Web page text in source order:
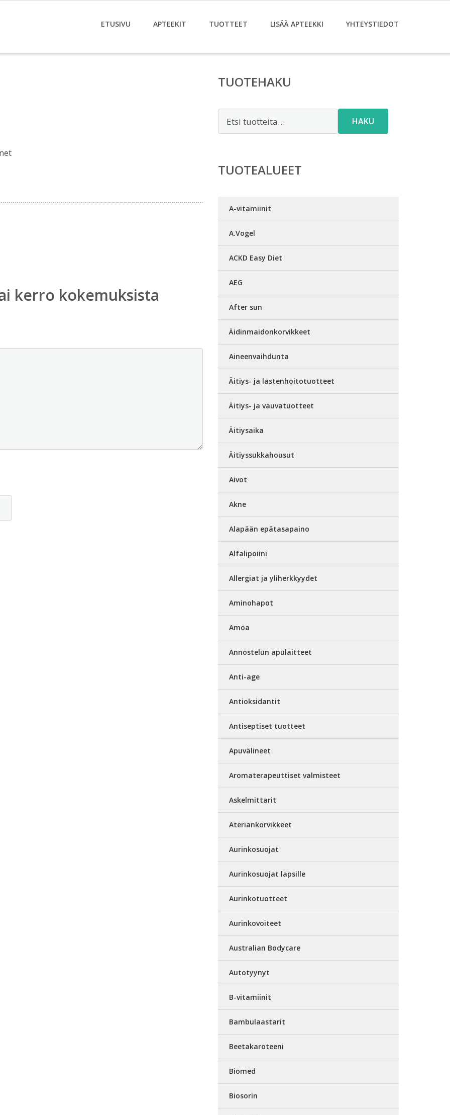
ETUSIVU APTEEKIT TUOTTEET LISÄÄ APTEEKKI YHTEYSTIEDOT
kerro kokemuksista
TUOTEHAKU
HAKU
TUOTEALUEET
A-vitamiinit
A.Vogel
ACKD Easy Diet
AEG
After sun
Äidinmaidonkorvikkeet
Aineenvaihdunta
Äitiys- ja lastenhoitotuotteet
Äitiys- ja vauvatuotteet
Äitiysaika
Äitiyssukkahousut
Aivot
Akne
Alapään epätasapaino
Alfalipoiini
Allergiat ja yliherkkyydet
Aminohapot
Amoa
Annostelun apulaitteet
Anti-age
Antioksidantit
Antiseptiset tuotteet
Apuvälineet
Aromaterapeuttiset valmisteet
Askelmittarit
Ateriankorvikkeet
Aurinkosuojat
Aurinkosuojat lapsille
Aurinkotuotteet
Aurinkovoiteet
Australian Bodycare
Autotyynyt
B-vitamiinit
Bambulaastarit
Beetakaroteeni
Biomed
Biosorin